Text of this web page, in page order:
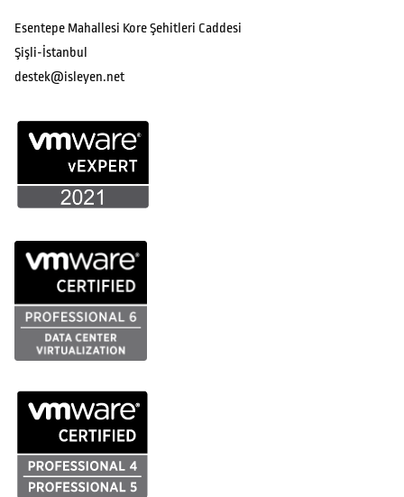
Esentepe Mahallesi Kore Şehitleri Caddesi
Şişli-İstanbul
destek@isleyen.net